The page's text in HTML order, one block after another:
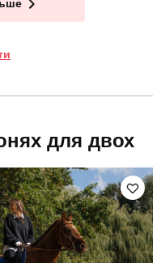
для двох